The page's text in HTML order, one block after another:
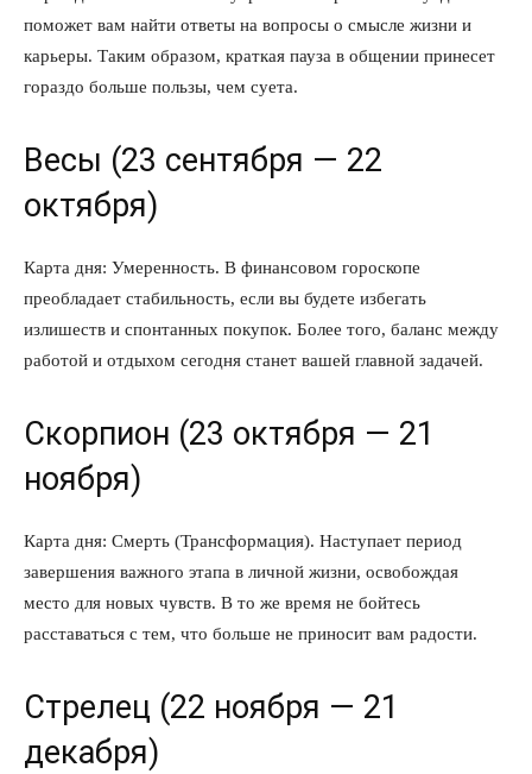
ПОДПИСАТЬСЯ СЕЙЧАС
Связаться с нами
Политика конфиденциальности
Отказ от ответственности
Подписка
Мой аккаунт
Контакты
поможет вам найти ответы на вопросы о смысле жизни и
карьеры. Таким образом, краткая пауза в общении принесет
гораздо больше пользы, чем суета.
Весы (23 сентября — 22
октября)
Карта дня: Умеренность. В финансовом гороскопе
преобладает стабильность, если вы будете избегать
излишеств и спонтанных покупок. Более того, баланс между
работой и отдыхом сегодня станет вашей главной задачей.
Скорпион (23 октября — 21
ноября)
Карта дня: Смерть (Трансформация). Наступает период
завершения важного этапа в личной жизни, освобождая
место для новых чувств. В то же время не бойтесь
расставаться с тем, что больше не приносит вам радости.
Стрелец (22 ноября — 21
декабря)